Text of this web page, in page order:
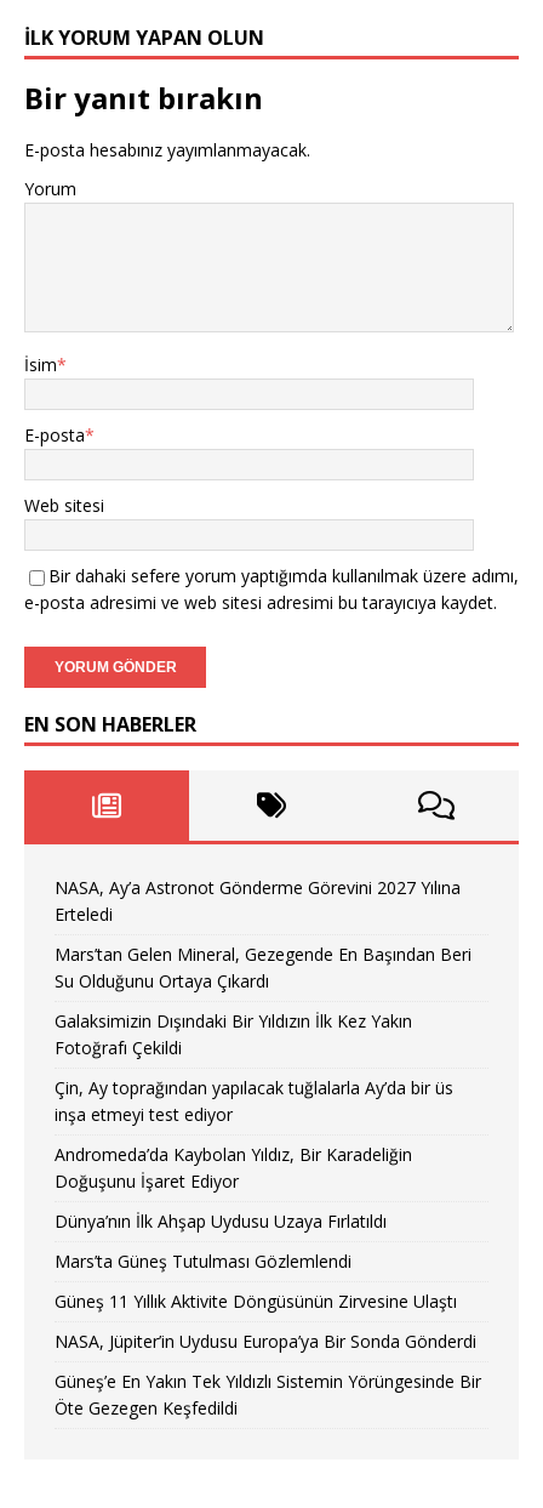
İLK YORUM YAPAN OLUN
Bir yanıt bırakın
E-posta hesabınız yayımlanmayacak.
Yorum
İsim*
E-posta*
Web sitesi
Bir dahaki sefere yorum yaptığımda kullanılmak üzere adımı,
e-posta adresimi ve web sitesi adresimi bu tarayıcıya kaydet.
EN SON HABERLER
NASA, Ay’a Astronot Gönderme Görevini 2027 Yılına
Erteledi
Mars’tan Gelen Mineral, Gezegende En Başından Beri
Su Olduğunu Ortaya Çıkardı
Galaksimizin Dışındaki Bir Yıldızın İlk Kez Yakın
Fotoğrafı Çekildi
Çin, Ay toprağından yapılacak tuğlalarla Ay’da bir üs
inşa etmeyi test ediyor
Andromeda’da Kaybolan Yıldız, Bir Karadeliğin
Doğuşunu İşaret Ediyor
Dünya’nın İlk Ahşap Uydusu Uzaya Fırlatıldı
Mars’ta Güneş Tutulması Gözlemlendi
Güneş 11 Yıllık Aktivite Döngüsünün Zirvesine Ulaştı
NASA, Jüpiter’in Uydusu Europa’ya Bir Sonda Gönderdi
Güneş’e En Yakın Tek Yıldızlı Sistemin Yörüngesinde Bir
Öte Gezegen Keşfedildi